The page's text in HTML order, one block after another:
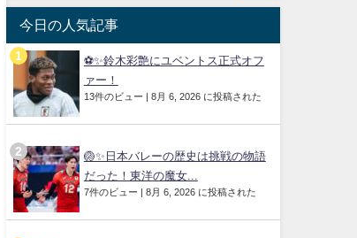
今日の人気記事
⚽✨鈴木彩艶にユベントス正式オフ
ァー！
13件のビュー 8月 6, 2026 に投稿された
🏐✨日本バレーの歴史は挑戦の物語
だった！東洋の魔女...
7件のビュー 8月 6, 2026 に投稿された